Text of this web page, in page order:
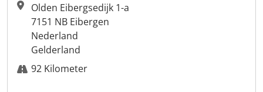
Olden Eibergsedijk 1-a
7151 NB Eibergen
Nederland
Gelderland
92 Kilometer